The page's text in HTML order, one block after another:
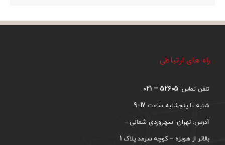
راه های ارتباطی
تلفن تماس: 52605 – 021
شنبه تا پنجشنبه ساعت 17-9
آدرس: تهران- سهروردی شمالی –
بالاتر از هویزه – کوچه سرمد پلاک 1